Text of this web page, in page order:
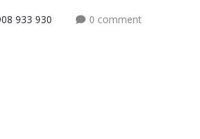
933 930 0 comment